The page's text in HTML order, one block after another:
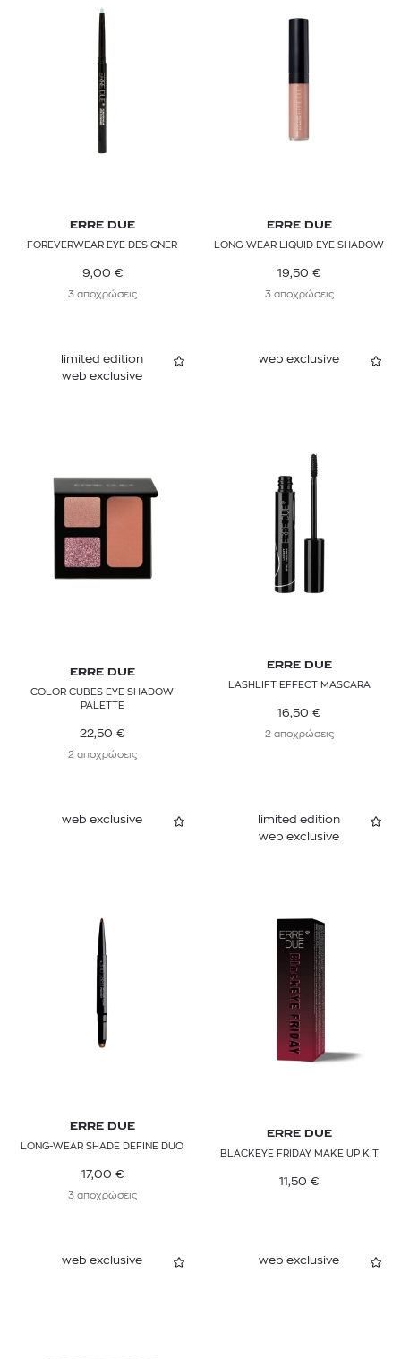
ERRE DUE
FOREVERWEAR EYE DESIGNER
9,00 €
3 αποχρώσεις
ERRE DUE
LONG-WEAR LIQUID EYE SHADOW
19,50 €
3 αποχρώσεις
limited edition
web exclusive
ERRE DUE
COLOR CUBES EYE SHADOW
PALETTE
22,50 €
2 αποχρώσεις
web exclusive
ERRE DUE
LASHLIFT EFFECT MASCARA
16,50 €
2 αποχρώσεις
web exclusive
ERRE DUE
LONG-WEAR SHADE DEFINE DUO
17,00 €
3 αποχρώσεις
limited edition
web exclusive
ERRE DUE
BLACKEYE FRIDAY MAKE UP KIT
11,50 €
web exclusive web exclusive